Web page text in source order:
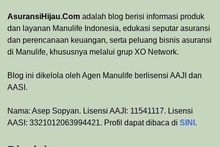
AsuransiHijau.Com adalah blog berisi informasi produk
dan layanan Manulife Indonesia, edukasi seputar asuransi
dan perencanaan keuangan, serta peluang bisnis asuransi
di Manulife, khususnya melalui grup XO Network.
Blog ini dikelola oleh Agen Manulife berlisensi AAJI dan
AASI.
Nama: Asep Sopyan. Lisensi AAJI: 11541117. Lisensi
AASI: 3321012063994421. Profil dapat dibaca di SINI .